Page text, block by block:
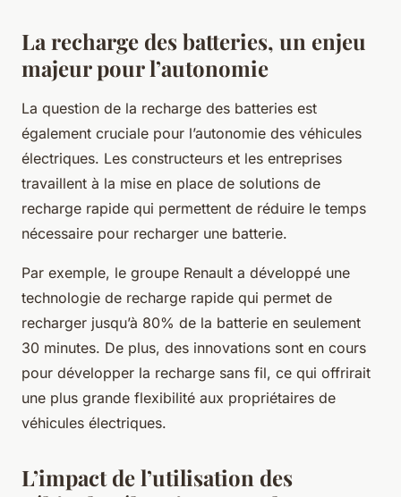
La recharge des batteries, un enjeu
majeur pour l’autonomie
La question de la recharge des batteries est
également cruciale pour l’autonomie des véhicules
électriques. Les constructeurs et les entreprises
travaillent à la mise en place de solutions de
recharge rapide qui permettent de réduire le temps
nécessaire pour recharger une batterie.
Par exemple, le groupe Renault a développé une
technologie de recharge rapide qui permet de
recharger jusqu’à 80% de la batterie en seulement
30 minutes. De plus, des innovations sont en cours
pour développer la recharge sans fil, ce qui offrirait
une plus grande flexibilité aux propriétaires de
véhicules électriques.
L’impact de l’utilisation des